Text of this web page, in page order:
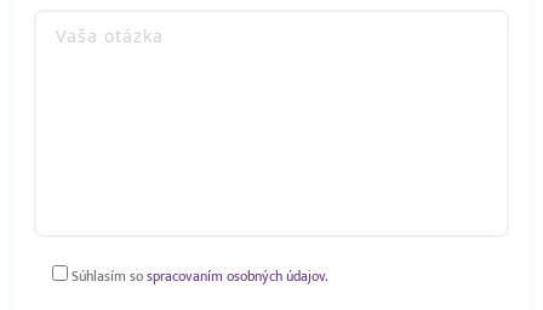
Súhlasím sospracovaním osobných údajov.